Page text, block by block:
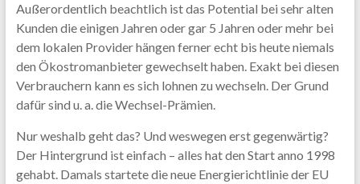
Außerordentlich beachtlich ist das Potential bei sehr alten
Kunden die einigen Jahren oder gar 5 Jahren oder mehr bei
dem lokalen Provider hängen ferner echt bis heute niemals
den Ökostromanbieter gewechselt haben. Exakt bei diesen
Verbrauchern kann es sich lohnen zu wechseln. Der Grund
dafür sind u. a. die Wechsel-Prämien.
Nur weshalb geht das? Und weswegen erst gegenwärtig?
Der Hintergrund ist einfach – alles hat den Start anno 1998
gehabt. Damals startete die neue Energierichtlinie der EU